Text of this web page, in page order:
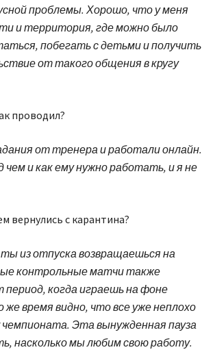
проблемы. Хорошо, что у меня
и территория, где можно было
побегать с детьми и получить
от такого общения в кругу
проводил?
от тренера и работали онлайн.
чем и как ему нужно работать, и я не
вернулись с карантина?
из отпуска возвращаешься на
контрольные матчи также
когда играешь на фоне
же время видно, что все уже неплохо
чемпионата. Эта вынужденная пауза
насколько мы любим свою работу.